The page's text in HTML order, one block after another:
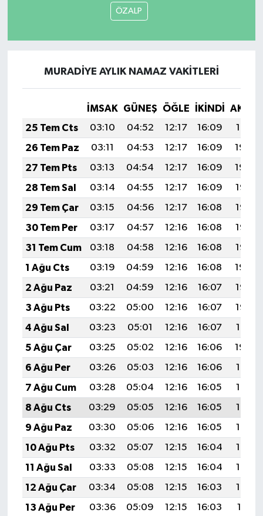
ÖZALP
MURADİYE AYLIK NAMAZ VAKITLERI
İMSAK GÜNEŞ ÖĞLE İKINDI
25 Tem Cts
03:10 04:52 12:17 16:09
19:31
26 Tem Paz
03:11 04:53 12:17 16:09
19:30
27 Tem Pts
03:13 04:54 12:17 16:09
19:29
28 Tem Sal
03:14 04:55 12:17 16:09
19:28
29 Tem Çar
03:15 04:56 12:17 16:08
19:27
30 Tem Per
03:17 04:57 12:16 16:08
19:26
31 Tem Cum
03:18 04:58 12:16 16:08
19:25
1 Ağu Cts
03:19 04:59 12:16 16:08
19:24
2 Ağu Paz
03:21 04:59 12:16 16:07
19:23
3 Ağu Pts
03:22 05:00 12:16 16:07
19:22
4 Ağu Sal
03:23 05:01 12:16 16:07
19:21
5 Ağu Çar
03:25 05:02 12:16 16:06
19:20
6 Ağu Per
03:26 05:03 12:16 16:06
19:19
7 Ağu Cum
03:28 05:04 12:16 16:05
19:18
8 Ağu Cts
03:29 05:05 12:16 16:05
19:17
9 Ağu Paz
03:30 05:06 12:16 16:05
19:16
10 Ağu Pts
03:32 05:07 12:15 16:04
19:14
11 Ağu Sal
03:33 05:08 12:15 16:04
19:13
12 Ağu Çar
03:34 05:08 12:15 16:03
19:12
13 Ağu Per
03:36 05:09 12:15 16:03
19:11